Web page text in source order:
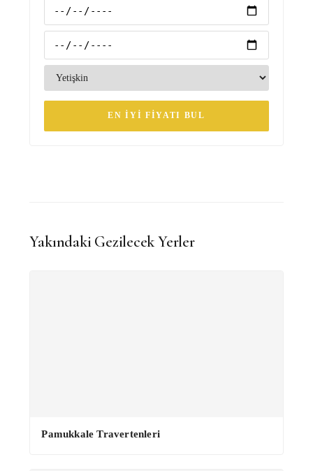
EN İYI FIYATI BUL
Yakındaki Gezilecek Yerler
Pamukkale Travertenleri